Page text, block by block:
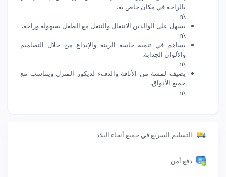
بالراحة في مكان خاص به.
\n
يسهل على الوالدين الانتقال والتنقل مع الطفل بسهولة وراحة.
\n
يساهم في تنمية حاسة الزينة والإبداع من خلال التصاميم
والألوان الجذابة.
\n
يضيف لمسة من الأناقة والدفء لديكور المنزل ويتناسب مع
جميع الأذواق.
\n
التسليم السريع في جميع أنحاء البلاد
دفع أمن